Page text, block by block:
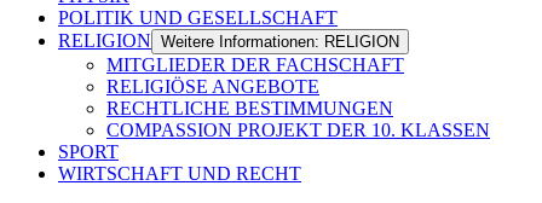
POLITIK UND GESELLSCHAFT
RELIGION Weitere Informationen: RELIGION
MITGLIEDER DER FACHSCHAFT
RELIGIÖSE ANGEBOTE
RECHTLICHE BESTIMMUNGEN
COMPASSION PROJEKT DER 10. KLASSEN
SPORT
WIRTSCHAFT UND RECHT